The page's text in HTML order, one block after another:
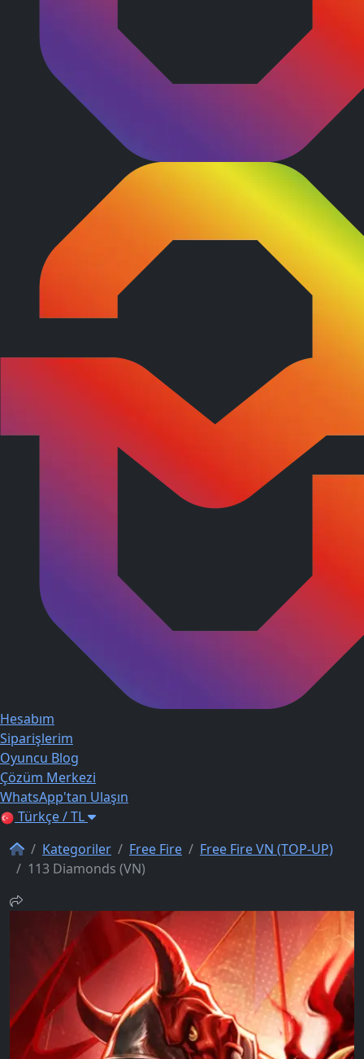
Hesabım
Siparişlerim
Oyuncu Blog
Çözüm Merkezi
WhatsApp'tan Ulaşın
Türkçe / TL
Kategoriler
Free Fire
Free Fire VN (TOP-UP)
113 Diamonds (VN)